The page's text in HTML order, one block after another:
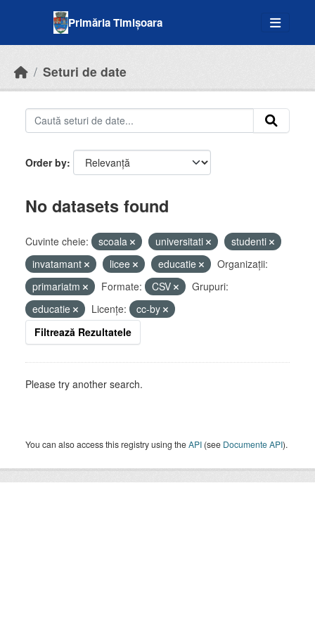
Primăria Timișoara
Seturi de date
Order by
No datasets found
Cuvinte cheie: scoala universitati
studenti
invatamant
licee educatie
Organizații:
primariatm
Formate: CSV
Grupuri:
educatie
Licenţe:
cc-by
Filtrează Rezultatele
Please try another search.
You can also access this registry using theAPI (see Documente API).